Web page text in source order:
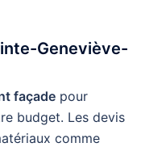
Geneviève-
façade pour
budget. Les devis
comme